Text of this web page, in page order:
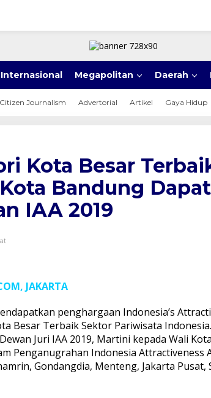
Internasional Megapolitan Daerah
Citizen Journalism Advertorial Artikel Gaya Hidup
Kota Besar
Bandung Dapat
IAA 2019
JAKARTA
penghargaan Indonesia’s
Besar Terbaik Sektor Pariwisata
Juri IAA 2019, Martini kepada Wali
Penganugrahan Indonesia Attractiveness
Gondangdia, Menteng, Jakarta Pusat,